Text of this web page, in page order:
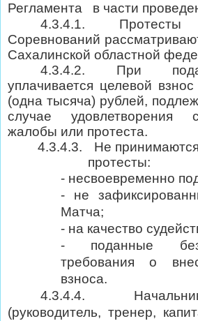
Регламента
в части
4.3.4.1.
Соревнований
Сахалинской областной
4.3.4.2. При
уплачивается целевой
(одна тысяча) рублей,
случае удовлетворения
жалобы или протеста.
4.3.4.3.
Не
протесты:
- несвоевременно
- не
Матча;
- на качество
- поданные
требования о
взноса.
4.3.4.4.
(руководитель, тренер,